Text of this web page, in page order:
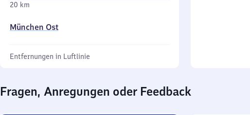
20 km
München Ost
Entfernungen in Luftlinie
Fragen, Anregungen oder Feedback